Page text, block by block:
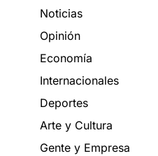
Noticias
Opinión
Economía
Internacionales
Deportes
Arte y Cultura
Gente y Empresa